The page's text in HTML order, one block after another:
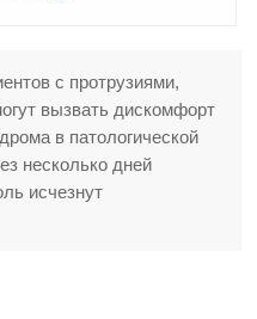
с протрузиями,
вызвать дискомфорт
в патологической
несколько дней
исчезнут